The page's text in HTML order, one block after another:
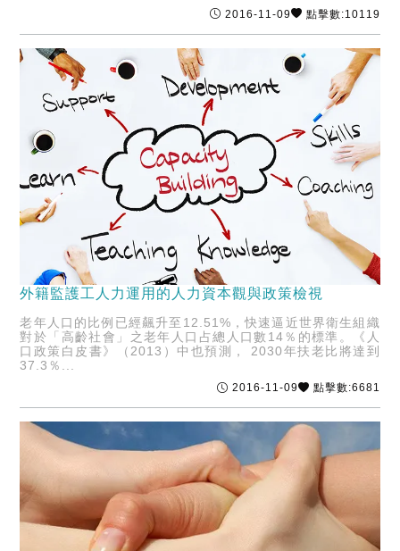
2016-11-09 點擊數:10119
外籍監護工人力運用的人力資本觀與政策檢視
老年人口的比例已經飆升至12.51%，快速逼近世界衛生組織
對於「高齡社會」之老年人口占總人口數14％的標準。《人
口政策白皮書》（2013）中也預測， 2030年扶老比將達到
37.3％...
2016-11-09 點擊數:6681